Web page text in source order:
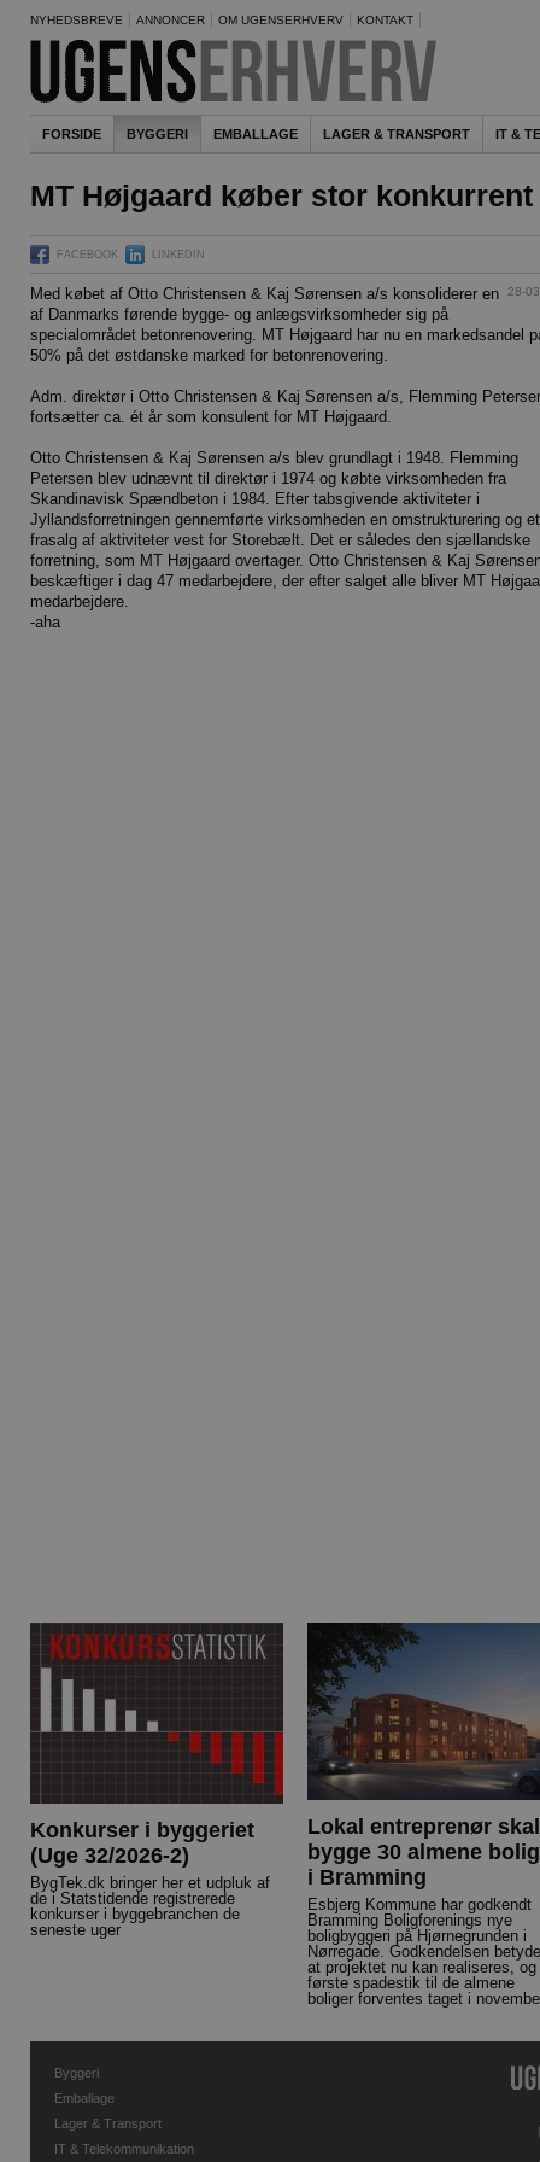
NYHEDSBREVE ANNONCER OM UGENSERHVERV KONTAKT
FORSIDE BYGGERI EMBALLAGE LAGER & TRANSPORT IT &
MT Højgaard køber stor konkurrent
FACEBOOK LINKEDIN
28-
Med købet af Otto Christensen & Kaj Sørensen a/s konsoliderer en
af Danmarks førende bygge- og anlægsvirksomheder sig på
specialområdet betonrenovering. MT Højgaard har nu en markedsandel
50% på det østdanske marked for betonrenovering.
Adm. direktør i Otto Christensen & Kaj Sørensen a/s, Flemming
fortsætter ca. ét år som konsulent for MT Højgaard.
Otto Christensen & Kaj Sørensen a/s blev grundlagt i 1948. Flemming
Petersen blev udnævnt til direktør i 1974 og købte virksomheden fra
Skandinavisk Spændbeton i 1984. Efter tabsgivende aktiviteter i
Jyllandsforretningen gennemførte virksomheden en omstrukturering og et
frasalg af aktiviteter vest for Storebælt. Det er således den sjællandske
forretning, som MT Højgaard overtager. Otto Christensen & Kaj
beskæftiger i dag 47 medarbejdere, der efter salget alle bliver MT
medarbejdere.
-aha
Konkurser i byggeriet
(Uge 32/2026-2)
BygTek.dk bringer her et udpluk af
de i Statstidende registrerede
konkurser i byggebranchen de
seneste uger
Lokal entreprenør skal
bygge 30 almene
i Bramming
Esbjerg Kommune har godkendt
Bramming Boligforenings nye
boligbyggeri på Hjørnegrunden i
Nørregade. Godkendelsen
at projektet nu kan realiseres, og
første spadestik til de almene
boliger forventes taget i
Byggeri
Emballage
Lager & Transport
IT & Telekommunikation